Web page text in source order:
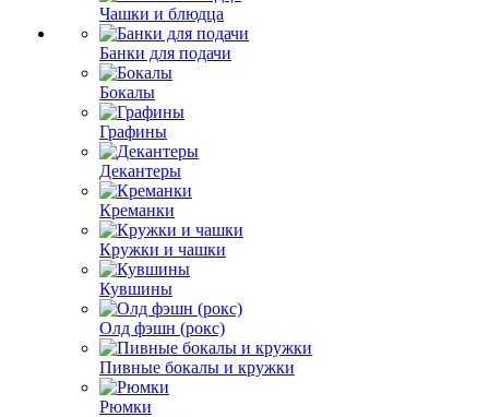
Чашки и блюдца
Банки для подачи
Бокалы
Графины
Декантеры
Креманки
Кружки и чашки
Кувшины
Олд фэшн (рокс)
Пивные бокалы и кружки
Рюмки